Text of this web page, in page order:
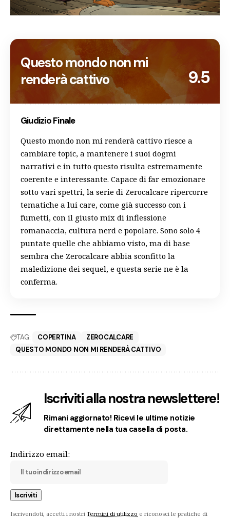
Questo mondo non mi
renderà cattivo
9.5
Giudizio Finale
Questo mondo non mi renderà cattivo riesce a
cambiare topic, a mantenere i suoi dogmi
narrativi e in tutto questo risulta estremamente
coerente e interessante. Capace di far emozionare
sotto vari spettri, la serie di Zerocalcare ripercorre
tematiche a lui care, come già successo con i
fumetti, con il giusto mix di inflessione
romanaccia, cultura nerd e popolare. Sono solo 4
puntate quelle che abbiamo visto, ma di base
sembra che Zerocalcare abbia sconfitto la
maledizione dei sequel, e questa serie ne è la
conferma.
TAG: COPERTINA
ZEROCALCARE
QUESTO MONDO NON MI RENDERÀ CATTIVO
Iscriviti alla nostra newslettere!
Rimani aggiornato! Ricevi le ultime notizie
direttamente nella tua casella di posta.
Indirizzo email:
Iscrivendoti, accetti i nostri Termini di utilizzo e riconosci le pratiche di